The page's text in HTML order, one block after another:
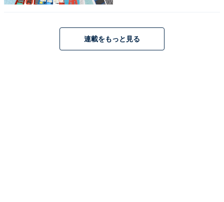
ベースに混ざったストロベリーソースの甘酸っぱさと、
リーがアクセントになって、いつまでも飲み続けたくな
連載をもっと見る